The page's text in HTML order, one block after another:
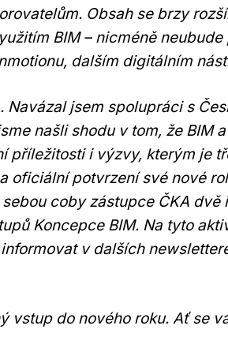
Obsah se brzy
BIM – nicméně neubude
dalším digitálním
Navázal jsem spolupráci s
našli shodu v tom, že BIM
příležitosti i výzvy, kterým je
oficiální potvrzení své nové
coby zástupce ČKA dvě
Koncepce BIM. Na tyto
v dalších
vstup do nového roku. Ať se